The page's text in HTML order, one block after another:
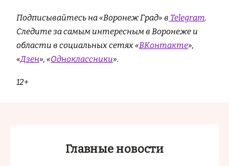
Подписывайтесь на «Воронеж Град» в Telegram.
Cледите за самым интересным в Воронеже и
области в социальных сетях «ВКонтакте»,
«Дзен», «Одноклассники».
12+
Главные новости